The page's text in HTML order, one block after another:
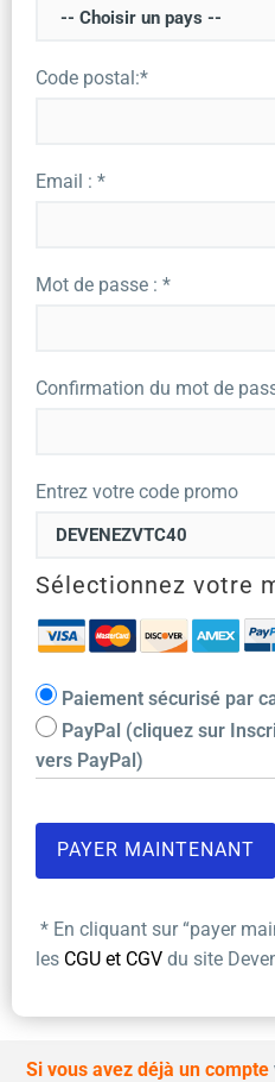
Code postal:*
Email : *
Mot de passe : *
Confirmation du mot de
Entrez votre code promo
Sélectionnez votre
Paiement sécurisé par
PayPal (cliquez sur
vers PayPal)
* En cliquant sur “payer
les CGU et CGV du site
Si vous avez déjà un compte